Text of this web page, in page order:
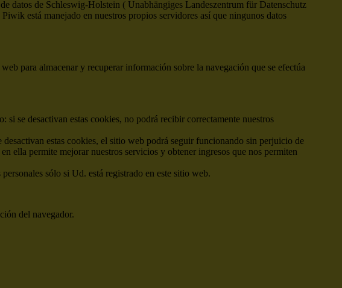
datos de Schleswig-Holstein ( Unabhängiges Landeszentrum für Datenschutz
está manejado en nuestros propios servidores así que ningunos datos
para almacenar y recuperar información sobre la navegación que se efectúa
si se desactivan estas cookies, no podrá recibir correctamente nuestros
estas cookies, el sitio web podrá seguir funcionando sin perjuicio de
ella permite mejorar nuestros servicios y obtener ingresos que nos permiten
sólo si Ud. está registrado en este sitio web.
del navegador.